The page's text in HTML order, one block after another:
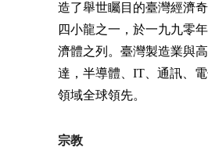
造了舉世矚目的臺灣經濟
四小龍之一，於一九九零
濟體之列。臺灣製造業與
達，半導體、IT、通訊、
領域全球領先。
宗教